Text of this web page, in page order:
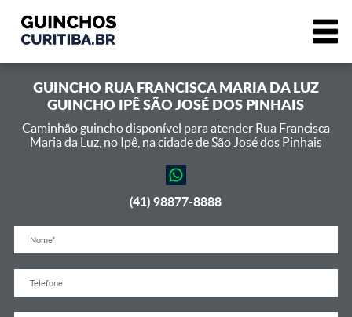
GUINCHO RUA FRANCISCA MARIA DA LUZ
GUINCHO IPÊ SÃO JOSÉ DOS PINHAIS
Caminhão guincho disponível para atender Rua Francisca
Maria da Luz, no Ipê, na cidade de São José dos Pinhais
(41) 98877-8888